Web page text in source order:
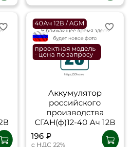
40Ач 12В / AGM
flagRU
проектная модель
- цена по запросу
Аккумулятор
российского
производства
СГАН(ф)12-40 Ач 12В
196 ₽
с НДС 22%